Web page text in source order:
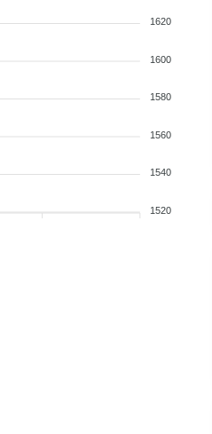
1620
1600
1580
1560
1540
1520